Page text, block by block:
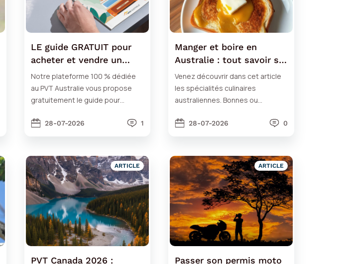
LE guide GRATUIT pour
acheter et vendre un
véhicule en Australie
Notre plateforme 100 % dédiée
au PVT Australie vous propose
gratuitement le guide pour
Australie.
28-07-2026 1
Manger et boire en
Australie : tout savoir sur
la cuisine locale
Venez découvrir dans cet article
les spécialités culinaires
australiennes. Bonnes ou
dégustations !
28-07-2026 0
ARTICLE
PVT Canada 2026 :
ARTICLE
Passer son permis moto